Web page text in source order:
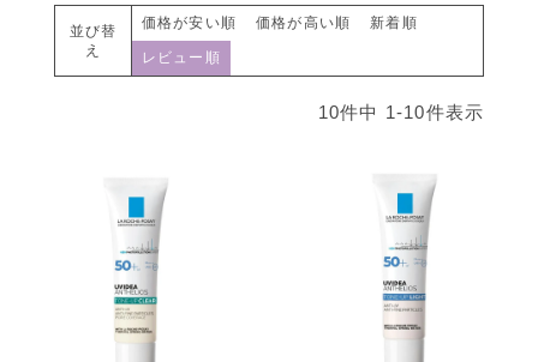
並び替
え
価格が安い順 価格が高い順 新着順
レビュー順
10件中 1-10件表示